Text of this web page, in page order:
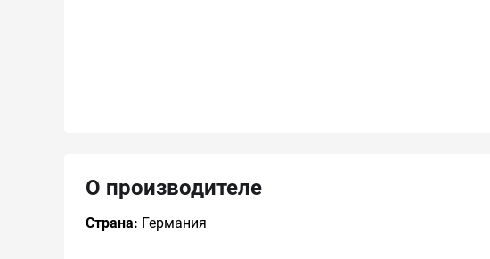
О производителе
Страна: Германия